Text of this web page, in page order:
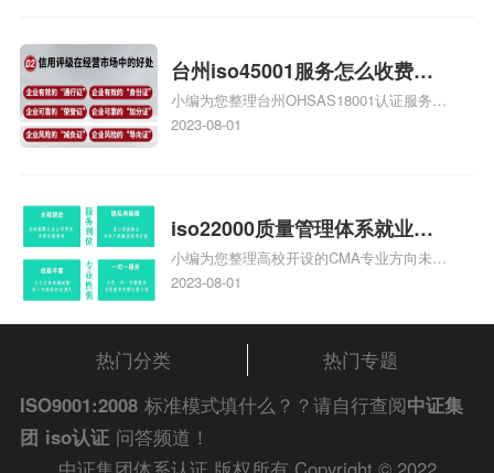
台州iso45001服务怎么收费，
台州iso45001认证服务怎么收
费
小编为您整理台州OHSAS18001认证服务中
心哪家收费便宜、台州ISO9000认证，哪个
标准是什么相关iso体系认证知识，详情可
查看下方正文！
2023-08-01
iso22000质量管理体系就业方
向，质量管理与认证就业方向
小编为您整理高校开设的CMA专业方向未来
就业前景及就业方向如何、cma就业方向有
和cma未来就业方向、大学生考完cma，就
哪些就业方向相关iso体系认证知识，详情
可查看下方正文！
2023-08-01
热门分类
热门专题
ISO9001:2008 标准模式填什么？？请自行查阅中证集
团 iso认证 问答频道！